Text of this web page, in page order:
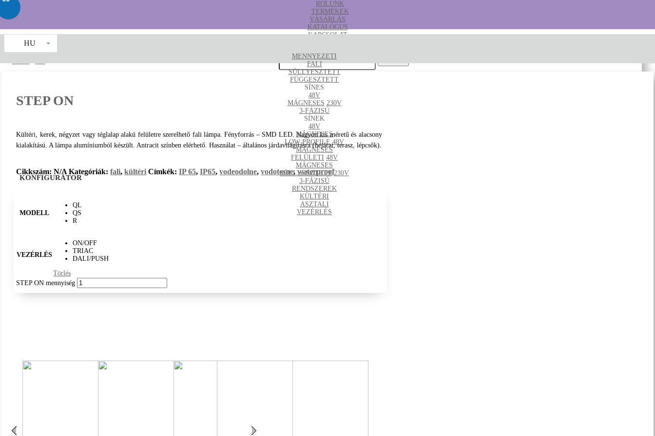
RÓLUNK
TERMÉKEK
VÁSÁRLÁS
KATALÓGUS
KAPCSOLAT
HU
MENNYEZETI
FALI
SÜLLYESZTETT
FÜGGESZTETT
SÍNES
48V
MÁGNESES 230V
3-FÁZISÚ
SÍNEK
48V
MÁGNESES
LOW PROFILE 48V
MÁGNESES
FELÜLETI 48V
MÁGNESES
SÜLLYESZTETT 230V
3-FÁZISÚ
RENDSZEREK
KÜLTÉRI
ASZTALI
VEZÉRLÉS
STEP ON
Kültéri, kerek, négyzet vagy téglalap alakú felületre szerelhető fali lámpa. Fényforrás – SMD LED. Nagyon kis méretű és alacsony
kialakítású. A lámpa alumíniumból készült. Antracit színben elérhető. Használat – általános járdavilágításra (bejárat, terasz, lépcsők).
Cikkszám:N/A Kategóriák:fali,kültéri Címkék:IP 65,IP65,vodeodolne,vodotesne,waterproof
KONFIGURÁTOR
MODELL
QL
QS
R
VEZÉRLÉS
ON/OFF
TRIAC
DALI/PUSH
Törlés
STEP ON mennyiség